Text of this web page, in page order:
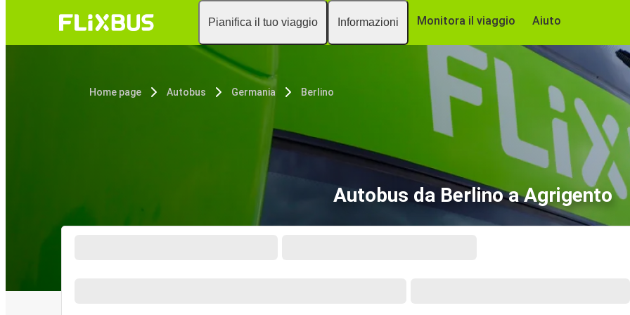
Pianifica il tuo viaggio Informazioni Monitora il viaggio Aiuto
Home page Autobus Germania Berlino
Autobus da Berlino a Agrigento